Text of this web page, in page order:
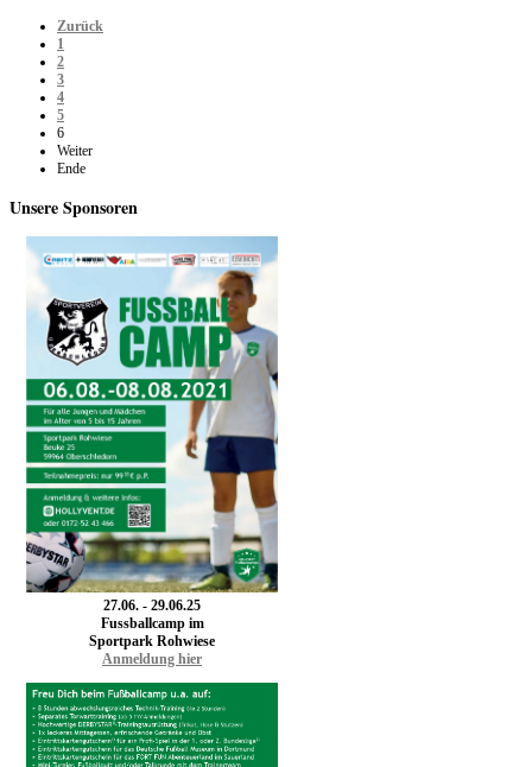
Zurück
1
2
3
4
5
6
Weiter
Ende
UnsereSponsoren
27.06. - 29.06.25
Fussballcamp im
Sportpark Rohwiese
Anmeldung hier